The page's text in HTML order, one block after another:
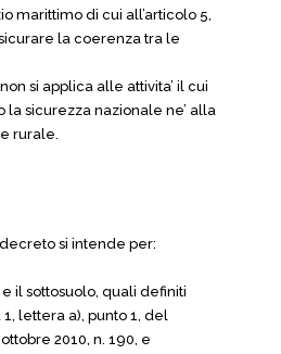
marittimo di cui all’articolo 5,
la coerenza tra le
si applica alle attivita’ il cui
la sicurezza nazionale ne’ alla
rurale.
si intende per:
il sottosuolo, quali definiti
lettera a), punto 1, del
2010, n. 190, e